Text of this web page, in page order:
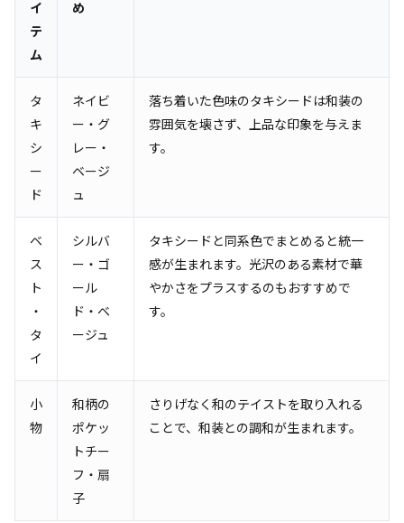
イ
テ
ム
め
タ
キ
シ
ー
ド
ネイビ
ー・グ
レー・
ベージ
ュ
落ち着いた色味のタキシードは和装の
雰囲気を壊さず、上品な印象を与えま
す。
ベ
ス
ト
・
タ
イ
シルバ
ー・ゴ
ール
ド・ベ
ージュ
タキシードと同系色でまとめると統一
感が生まれます。光沢のある素材で華
やかさをプラスするのもおすすめで
す。
小
物
和柄の
ポケッ
トチー
フ・扇
子
さりげなく和のテイストを取り入れる
ことで、和装との調和が生まれます。